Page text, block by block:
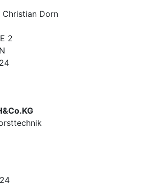
Dorn
2